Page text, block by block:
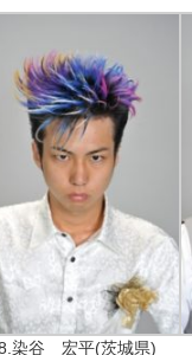
染谷 宏平(茨城県)